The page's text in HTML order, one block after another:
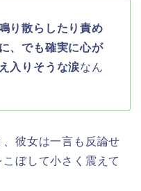
り散らしたり責め
、でも確実に心が
入りそうな涙なん
彼女は一言も反論せ
ぼして小さく震えて